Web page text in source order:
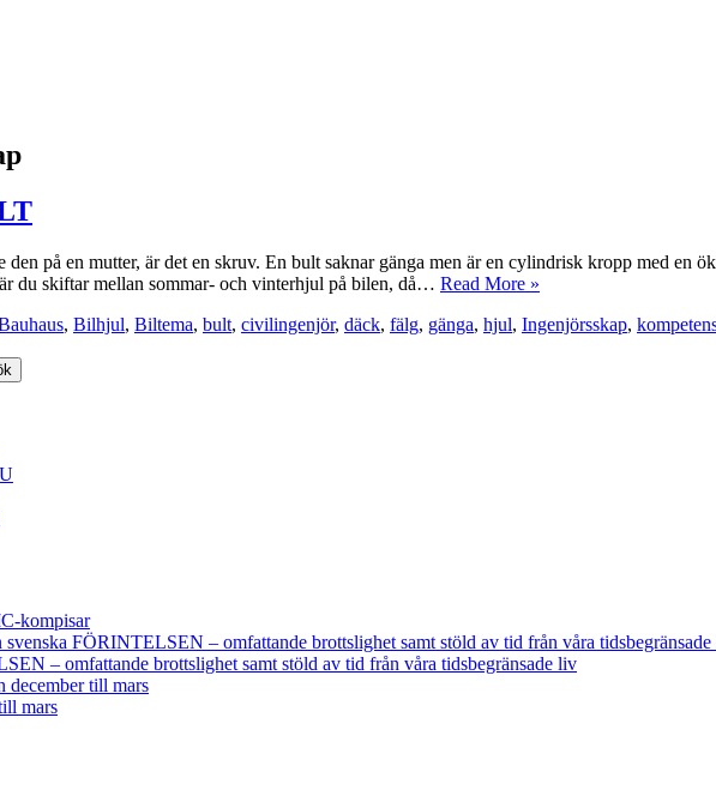
på en mutter, är det en skruv. En bult saknar gänga men är en cylindrisk kropp med en
du skiftar mellan sommar- och vinterhjul på bilen, då… Read More »
, Bilhjul, Biltema, bult, civilingenjör, däck, fälg, gänga, hjul, Ingenjörsskap,
kompisar
svenska FÖRINTELSEN – omfattande brottslighet samt stöld av tid från våra
– omfattande brottslighet samt stöld av tid från våra tidsbegränsade liv
december till mars
mars